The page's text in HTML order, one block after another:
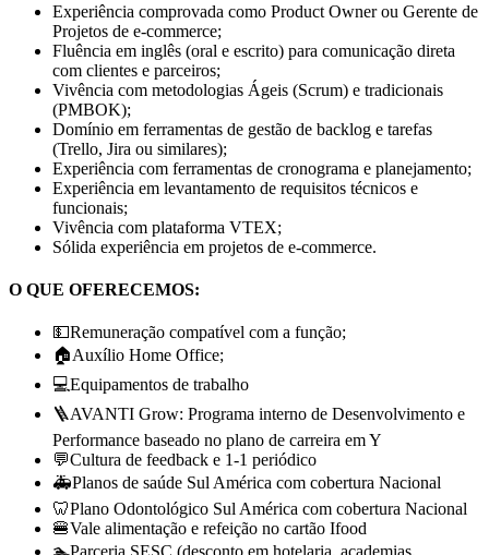
Experiência comprovada como Product Owner ou Gerente de
Projetos de e-commerce;
Fluência em inglês (oral e escrito) para comunicação direta
com clientes e parceiros;
Vivência com metodologias Ágeis (Scrum) e tradicionais
(PMBOK);
Domínio em ferramentas de gestão de backlog e tarefas
(Trello, Jira ou similares);
Experiência com ferramentas de cronograma e planejamento;
Experiência em levantamento de requisitos técnicos e
funcionais;
Vivência com plataforma VTEX;
Sólida experiência em projetos de e-commerce.
O QUE OFERECEMOS:
💵Remuneração compatível com a função;
🏠Auxílio Home Office;
💻Equipamentos de trabalho
🪜AVANTI Grow: Programa interno de Desenvolvimento e
Performance baseado no plano de carreira em Y
💬Cultura de feedback e 1-1 periódico
🚑Planos de saúde Sul América com cobertura Nacional
🦷Plano Odontológico Sul América com cobertura Nacional
🍔Vale alimentação e refeição no cartão Ifood